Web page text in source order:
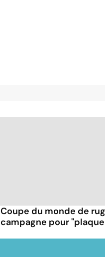
Coupe du monde de
campagne pour